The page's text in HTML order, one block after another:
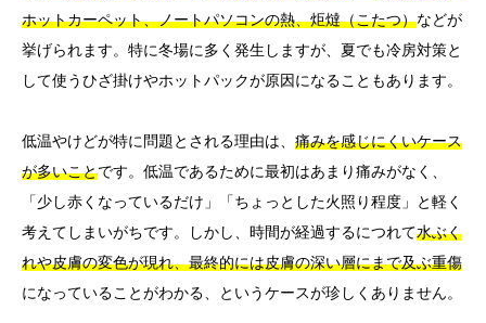
ホットカーペット、ノートパソコンの熱、炬燵（こたつ）などが
挙げられます。特に冬場に多く発生しますが、夏でも冷房対策と
して使うひざ掛けやホットパックが原因になることもあります。
低温やけどが特に問題とされる理由は、 痛みを感じにくいケース
が多いことです。低温であるために最初はあまり痛みがなく、
「少し赤くなっているだけ」「ちょっとした火照り程度」と軽く
考えてしまいがちです。しかし、時間が経過するにつれて水ぶく
れや皮膚の変色が現れ、最終的には皮膚の深い層にまで及ぶ重傷
になっていることがわかる、というケースが珍しくありません。